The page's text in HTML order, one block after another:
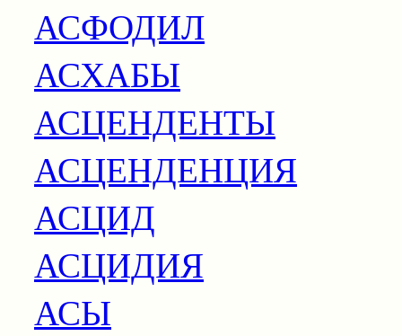
АСФОДИЛ
АСХАБЫ
АСЦЕНДЕНТЫ
АСЦЕНДЕНЦИЯ
АСЦИД
АСЦИДИЯ
АСЫ